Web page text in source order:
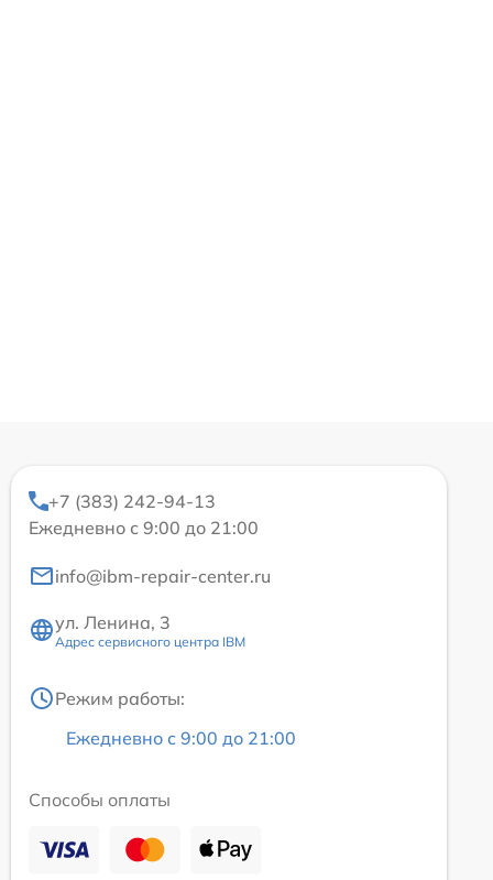
+7 (383) 242-94-13
Ежедневно с 9:00 до 21:00
info@ibm-repair-center.ru
ул. Ленина, 3
Адрес сервисного центра IBM
Режим работы:
Ежедневно с 9:00 до 21:00
Способы оплаты